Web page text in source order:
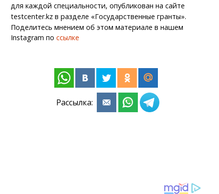
для каждой специальности, опубликован на сайте
testcenter.kz в разделе «Государственные гранты».
Поделитесь мнением об этом материале в нашем
Instagram поссылке
Рассылка: